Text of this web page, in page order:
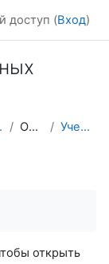
доступ (Вход)
Основы Swift Учебник Swift (RU)
открыть